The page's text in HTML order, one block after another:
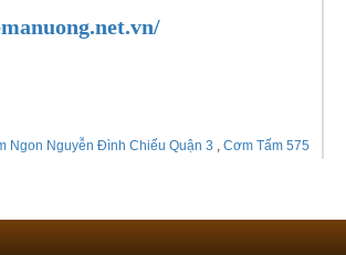
Ngon Nguyễn Đình Chiểu Quận 3 , Cơm Tấm 575